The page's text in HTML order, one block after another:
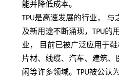
能并降低成本。
TPU是高速发展的行业， 与
及新用途不断涌现， TPU的
业， 目前已被广泛应用于
片材、线缆、汽车、建筑
闲等许多领域。 TPU被公认